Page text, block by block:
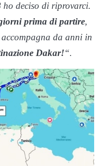
deciso di riprovarci.
prima di partire,
accompagna da anni in
Dakar!“.